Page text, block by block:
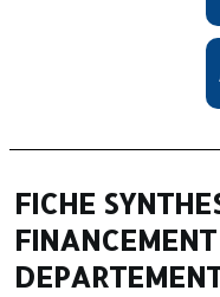
FICHE